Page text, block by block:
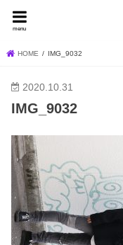
menu
HOME IMG_9032
2020.10.31
IMG_9032